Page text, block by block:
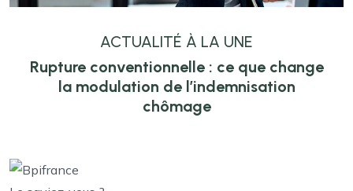
ACTUALITÉ À LA UNE
Rupture conventionnelle : ce que change
la modulation de l’indemnisation
chômage